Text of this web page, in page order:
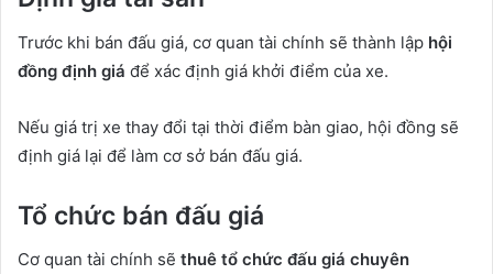
Trước khi bán đấu giá, cơ quan tài chính sẽ thành lập hội
đồng định giá để xác định giá khởi điểm của xe.
Nếu giá trị xe thay đổi tại thời điểm bàn giao, hội đồng sẽ
định giá lại để làm cơ sở bán đấu giá.
Tổ chức bán đấu giá
Cơ quan tài chính sẽ thuê tổ chức đấu giá chuyên